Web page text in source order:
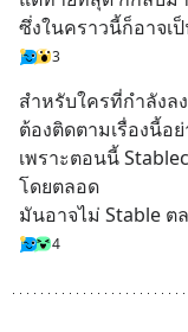
ซึ่งในคราวนี้ก็อาจเ
3
สำหรับใครที่กำลังล
ต้องติดตามเรื่องนี้อ
เพราะตอนนี้
โดยตลอด
มันอาจไม่ Stable ต
4